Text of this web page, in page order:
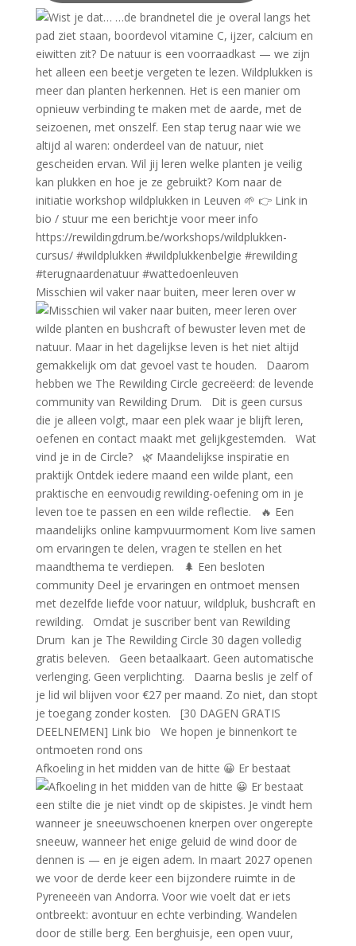
Misschien wil vaker naar buiten, meer leren over w
Afkoeling in het midden van de hitte 😀 Er bestaat